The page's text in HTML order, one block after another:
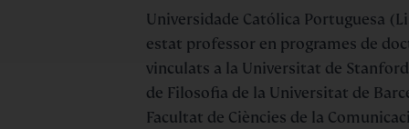
Universidade Católica Portuguesa
estat professor en programes de
vinculats a la Universitat de
de Filosofia de la Universitat de
Facultat de Ciències de la